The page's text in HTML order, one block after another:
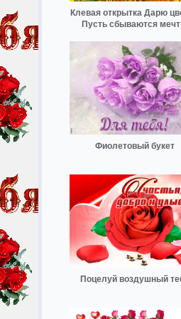
Клевая открытка Дарю
Пусть сбываются
Фиолетовый букет
Поцелуй воздушный